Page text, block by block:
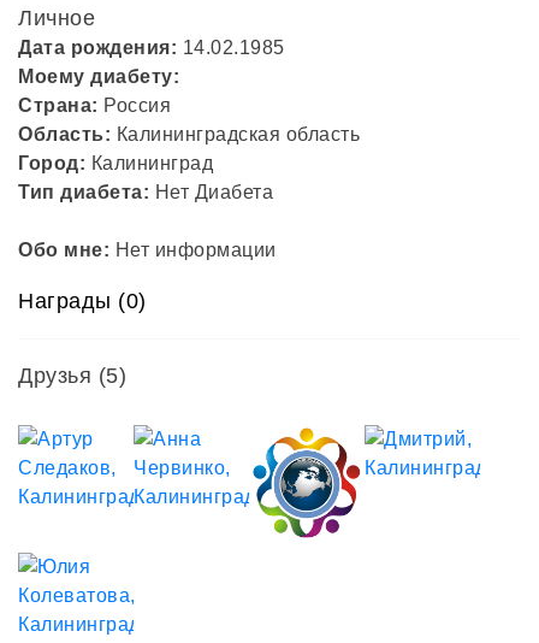
Личное
Дата рождения: 14.02.1985
Моему диабету:
Страна: Россия
Область: Калининградская область
Город: Калининград
Тип диабета: Нет Диабета
Обо мне: Нет информации
Награды (0)
Друзья (5)